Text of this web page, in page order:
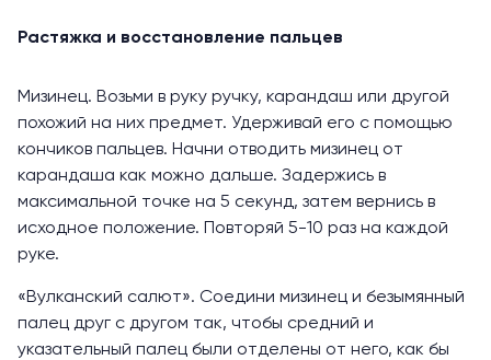
Растяжка и восстановление пальцев
Мизинец. Возьми в руку ручку, карандаш или другой
похожий на них предмет. Удерживай его с помощью
кончиков пальцев. Начни отводить мизинец от
карандаша как можно дальше. Задержись в
максимальной точке на 5 секунд, затем вернись в
исходное положение. Повторяй 5-10 раз на каждой
руке.
«Вулканский салют». Соедини мизинец и безымянный
палец друг с другом так, чтобы средний и
указательный палец были отделены от него, как бы